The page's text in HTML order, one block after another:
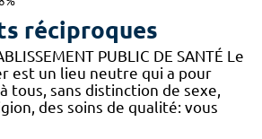
réciproques
PUBLIC DE SANTÉ Le
est un lieu neutre qui a pour
tous, sans distinction de sexe,
des soins de qualité: vous